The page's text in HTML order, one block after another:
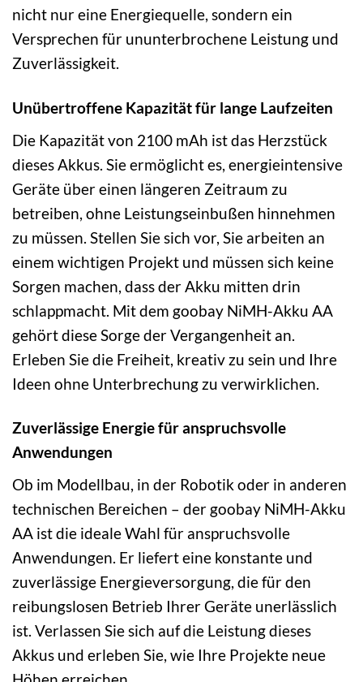
nicht nur eine Energiequelle, sondern ein
Versprechen für ununterbrochene Leistung und
Zuverlässigkeit.
Unübertroffene Kapazität für lange Laufzeiten
Die Kapazität von 2100 mAh ist das Herzstück
dieses Akkus. Sie ermöglicht es, energieintensive
Geräte über einen längeren Zeitraum zu
betreiben, ohne Leistungseinbußen hinnehmen
zu müssen. Stellen Sie sich vor, Sie arbeiten an
einem wichtigen Projekt und müssen sich keine
Sorgen machen, dass der Akku mitten drin
schlappmacht. Mit dem goobay NiMH-Akku AA
gehört diese Sorge der Vergangenheit an.
Erleben Sie die Freiheit, kreativ zu sein und Ihre
Ideen ohne Unterbrechung zu verwirklichen.
Zuverlässige Energie für anspruchsvolle
Anwendungen
Ob im Modellbau, in der Robotik oder in anderen
technischen Bereichen – der goobay NiMH-Akku
AA ist die ideale Wahl für anspruchsvolle
Anwendungen. Er liefert eine konstante und
zuverlässige Energieversorgung, die für den
reibungslosen Betrieb Ihrer Geräte unerlässlich
ist. Verlassen Sie sich auf die Leistung dieses
Akkus und erleben Sie, wie Ihre Projekte neue